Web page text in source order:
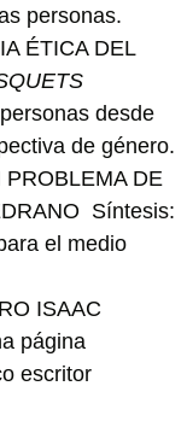
personas.
ÉTICA DEL
desde
de género.
DE
Síntesis:
el medio
ISAAC
página
escritor